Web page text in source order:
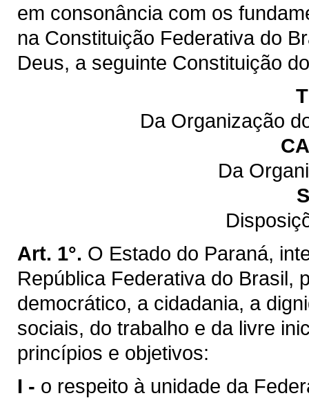
em consonância com os
na Constituição Federativa do
Deus, a seguinte Constituição
Da Organização
Da
Art. 1°. O Estado do Paraná,
República Federativa do Brasil,
democrático, a cidadania, a
sociais, do trabalho e da livre
princípios e objetivos:
I - o respeito à unidade da